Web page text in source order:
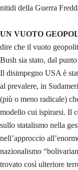
nitidi della Guerra
UN VUOTO
dire che il vuoto
Bush sia stato, dal
Il disimpegno USA è
al prevalere, in
(più o meno radicale)
modello cui ispirarsi. Il
sullo statalismo nella
nell’approccio
nazionalismo
trovato così ulteriore